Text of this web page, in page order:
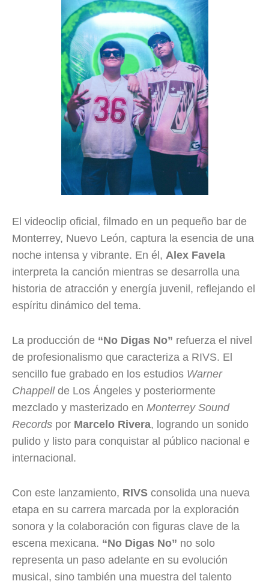
El videoclip oficial, filmado en un pequeño bar de
Monterrey, Nuevo León, captura la esencia de una
noche intensa y vibrante. En él, Alex Favela
interpreta la canción mientras se desarrolla una
historia de atracción y energía juvenil, reflejando el
espíritu dinámico del tema.
La producción de “No Digas No” refuerza el nivel
de profesionalismo que caracteriza a RIVS. El
sencillo fue grabado en los estudios Warner
Chappellde Los Ángeles y posteriormente
mezclado y masterizado en Monterrey Sound
Records por Marcelo Rivera, logrando un sonido
pulido y listo para conquistar al público nacional e
internacional.
Con este lanzamiento, RIVS consolida una nueva
etapa en su carrera marcada por la exploración
sonora y la colaboración con figuras clave de la
escena mexicana. “No Digas No” no solo
representa un paso adelante en su evolución
musical, sino también una muestra del talento